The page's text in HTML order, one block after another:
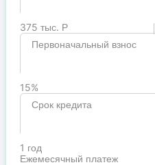
375 тыс. Р
Первоначальный взнос
15%
Срок кредита
1 год
Ежемесячный платеж